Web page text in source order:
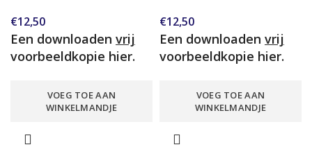
€12,50
Een downloaden vrij
voorbeeldkopie hier.
VOEG TOE AAN
WINKELMANDJE
€12,50
Een downloaden vrij
voorbeeldkopie hier.
VOEG TOE AAN
WINKELMANDJE